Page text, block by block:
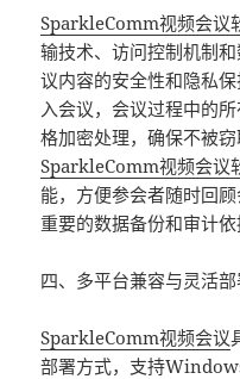
SparkleComm视频会议
输技术、访问控制机制
议内容的安全性和隐私
入会议，会议过程中的
格加密处理，确保不被窃
SparkleComm视频会议
能，方便参会者随时回
重要的数据备份和审计依
四、多平台兼容与灵活
SparkleComm视频会议
部署方式，支持